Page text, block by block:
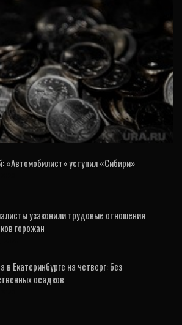
ОБЩЕСТВО
власти ищут деньги для
долгов
«Автомобилист» уступил «Сибири»
узаконили трудовые отношения
горожан
в Екатеринбурге на четверг: без
осадков